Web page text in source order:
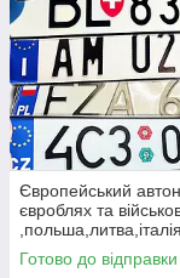
Європейський
євроблях та
я
Готово до відправки